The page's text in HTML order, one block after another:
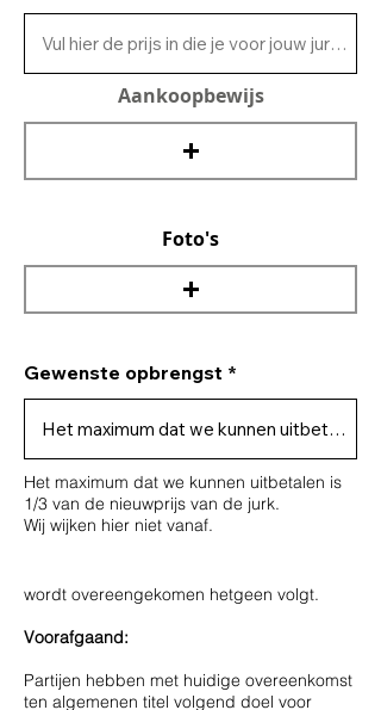
Aankoopbewijs
Foto's
Gewenste opbrengst
Het maximum dat we kunnen uitbetalen is
1/3 van de nieuwprijs van de jurk.
Wij wijken hier niet vanaf.
wordt overeengekomen hetgeen volgt.
Voorafgaand:
Partijen hebben met huidige overeenkomst
ten algemenen titel volgend doel voor